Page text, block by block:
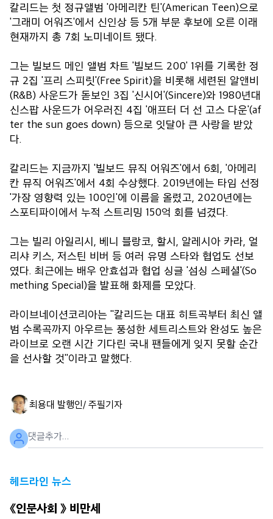
칼리드는 첫 정규앨범 '아메리칸 틴'(American Teen)으로
'그래미 어워즈'에서 신인상 등 5개 부문 후보에 오른 이래
현재까지 총 7회 노미네이트 됐다.
그는 빌보드 메인 앨범 차트 '빌보드 200' 1위를 기록한 정
규 2집 '프리 스피릿'(Free Spirit)을 비롯해 세련된 알앤비
(R&B) 사운드가 돋보인 3집 '신시어'(Sincere)와 1980년대
신스팝 사운드가 어우러진 4집 '애프터 더 선 고스 다운'(af
ter the sun goes down) 등으로 잇달아 큰 사랑을 받았
다.
칼리드는 지금까지 '빌보드 뮤직 어워즈'에서 6회, '아메리
칸 뮤직 어워즈'에서 4회 수상했다. 2019년에는 타임 선정
'가장 영향력 있는 100인'에 이름을 올렸고, 2020년에는
스포티파이에서 누적 스트리밍 150억 회를 넘겼다.
그는 빌리 아일리시, 베니 블랑코, 할시, 알레시아 카라, 얼
리샤 키스, 저스틴 비버 등 여러 유명 스타와 협업도 선보
였다. 최근에는 배우 안효섭과 협업 싱글 '섬싱 스페셜'(So
mething Special)을 발표해 화제를 모았다.
라이브네이션코리아는 "칼리드는 대표 히트곡부터 최신 앨
범 수록곡까지 아우르는 풍성한 세트리스트와 완성도 높은
라이브로 오랜 시간 기다린 국내 팬들에게 잊지 못할 순간
을 선사할 것"이라고 말했다.
최용대 발행인/ 주필기자
헤드라인 뉴스
《인문사회 》 비만세